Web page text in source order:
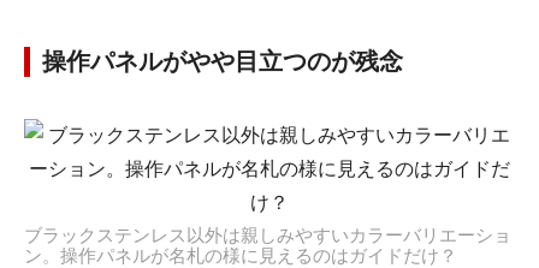
操作パネルがやや目立つのが残念
ブラックステンレス以外は親しみやすいカラーバリエーショ
ン。操作パネルが名札の様に見えるのはガイドだけ？